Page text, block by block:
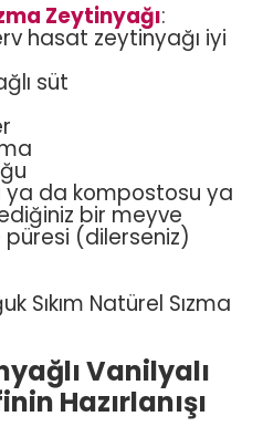
Zeytinyağı:
hasat zeytinyağı iyi
süt
da kompostosu ya
bir meyve
püresi (dilerseniz)
Vanilyalı
Hazırlanışı